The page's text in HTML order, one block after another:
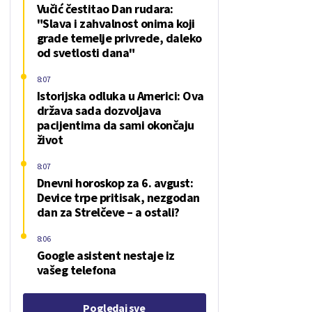
Vučić čestitao Dan rudara:
"Slava i zahvalnost onima koji
grade temelje privrede, daleko
od svetlosti dana"
Istorijska odluka u Americi: Ova
država sada dozvoljava
pacijentima da sami okončaju
život
8:07
Dnevni horoskop za 6. avgust:
Device trpe pritisak, nezgodan
dan za Strelčeve – a ostali?
8:07
Google asistent nestaje iz
vašeg telefona
8:06
Pogledaj sve